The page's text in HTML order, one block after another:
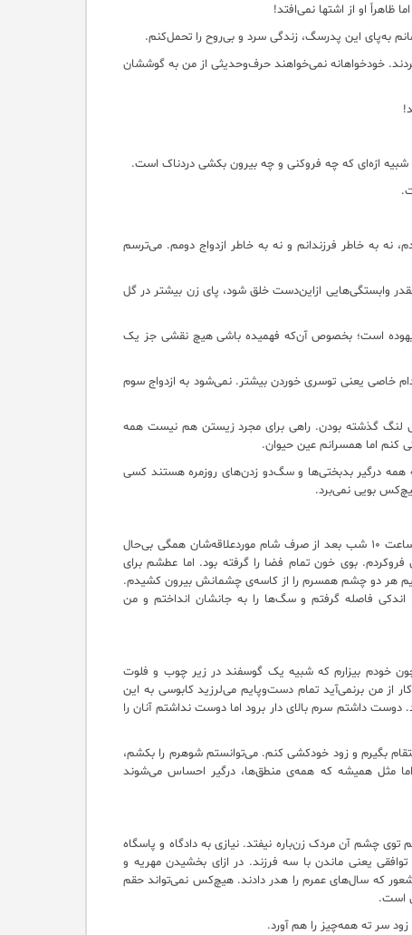
ظاهراً او از اشتها نمی‌افتد!
به‌پای این پدرسگ، زندگی سرد و بی‌روح را تحمل‌کنم.
خودخواهانه نمی‌خواهند حرف‌وحدیثی از من به گوششان
ارّه‌ای که چه فروکنی و چه بیرون بکشی دردناک است.
به خاطر فرزندانم و نه به خاطر ازدواج دومم. می‌ترسم
وابستگی‌هایی ازاین‌دست خلق شود، پای زن بیشتر در گل
بیهوده است؛ بخصوص آن‌که فهمیده باشی هیچ نقشی جز یک
خاصی یعنی توسری خوردن بیشتر. نمی‌شود به ازدواج سوم
لنگ گذشته بودن. راهی برای مجرد زیستن هم نیست همه
کنم اما همسرانم عین حیوان.
درگیر بدبختی‌ها و سگ‌دو زدن‌های روزمره هستند کسی
بویی نمی‌برد.
شب‌هنگام هرچه قرص خواب داشتم در غذای فرزندان و همسرم ریختم. ساعت ۱۰ شب بعد از صرف شام موردعلاقه‌شان همگی بی‌حال
فروکردم. بوی خون تمام فضا را گرفته بود. اما عطشم برای
هر دو چشم همسرم را از کاسه‌ی چشمانش بیرون کشیدم.
فاصله گرفتم و سگ‌ها را به جانشان انداختم و من
چون خودم بیزارم که شبیه یک گوسفند در زیر چوب و فلوت
از من برنمی‌آید تمام دست‌وپایم می‌لرزید کابوسی به این
داشتم سرم بالای دار برود اما دوست نداشتم آنان را
بگیرم و زود خودکشی کنم. می‌توانستم شوهرم را بکشم،
مثل همیشه که همه‌ی منطق‌ها، درگیر احساس می‌شوند
چشم آن مردک زن‌باره نیفتد. نیازی به دادگاه و پاسگاه
یعنی ماندن با سه فرزند. در ازای بخشیدن مهریه و
که سال‌های عمرم را هدر دادند. هیچ‌کس نمی‌تواند حقم
است.
سر ته همه‌چیز را هم آورد.